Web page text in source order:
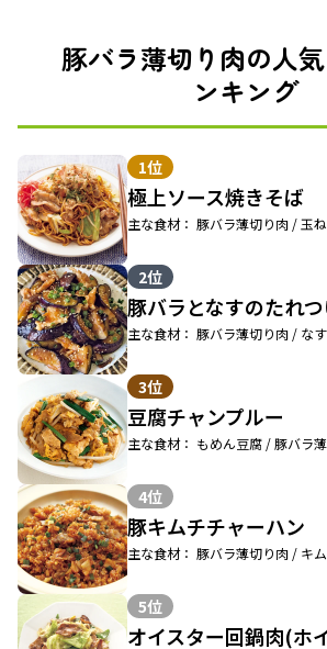
豚バラ薄切り肉の人
ンキング
1位
極上ソース焼きそば
主な食材： 豚バラ薄切り肉 / 玉
2位
豚バラとなすのたれ
主な食材： 豚バラ薄切り肉 / なす
3位
豆腐チャンプルー
主な食材： もめん豆腐 / 豚バラ
4位
豚キムチチャーハン
主な食材： 豚バラ薄切り肉 / キ
5位
オイスター回鍋肉(ホ